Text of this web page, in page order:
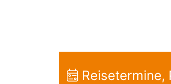
Reisetermine,